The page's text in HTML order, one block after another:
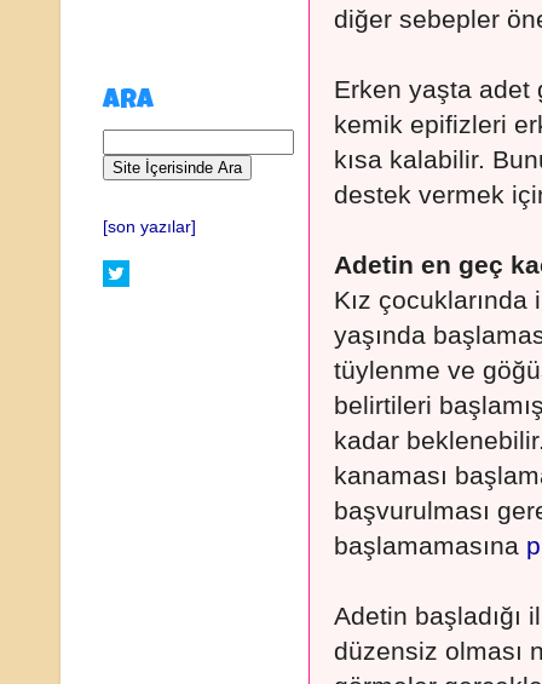
diğer sebepler
Erken yaşta adet
kemik epifizleri
kısa kalabilir.
destek vermek
Adetin en geç
Kız
yaşında
tüylenme ve
belirtileri
kadar
kanaması
başvurulması
başlamamasına
Adetin başladığı
düzensiz olması
ARA
[son yazılar]